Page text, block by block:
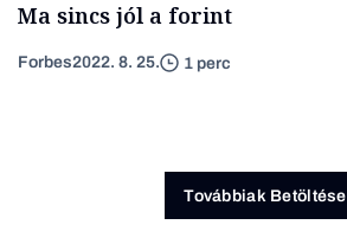
Ma sincs jól a forint
Forbes2022. 8. 25. 1 perc
Továbbiak Betöltése